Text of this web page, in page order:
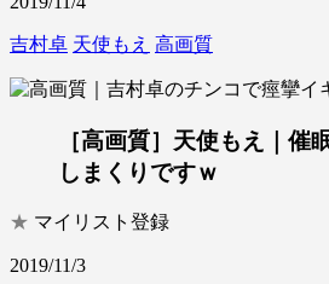
吉村卓 天使もえ 高画質
［高画質］天使もえ｜催
しまくりですｗ
★ マイリスト登録
2019/11/3